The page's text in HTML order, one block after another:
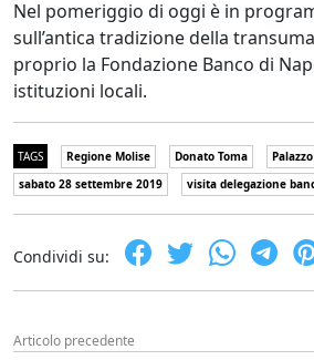
Nel pomeriggio di oggi è in
sull’antica tradizione della
proprio la Fondazione Banco di
istituzioni locali.
TAGS Regione Molise Donato Toma
sabato 28 settembre 2019
visita delegazione
Condividi su:
Articolo precedente